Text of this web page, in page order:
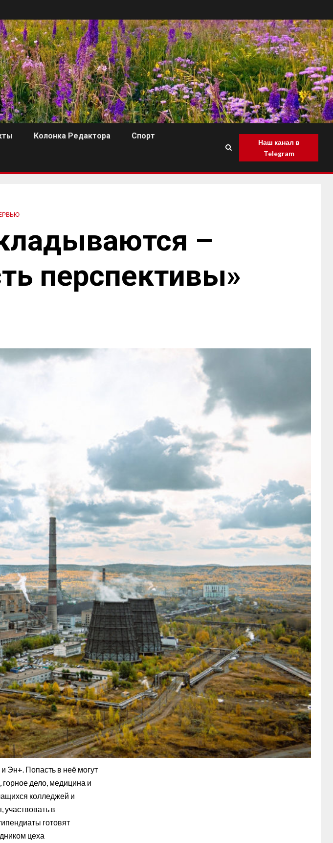
Колонка Редактора Спорт
Наш канал в
Telegram
–
перспективы»
Эн+. Попасть в неё могут
горное дело, медицина и
колледжей и
участвовать в
готовят
цеха